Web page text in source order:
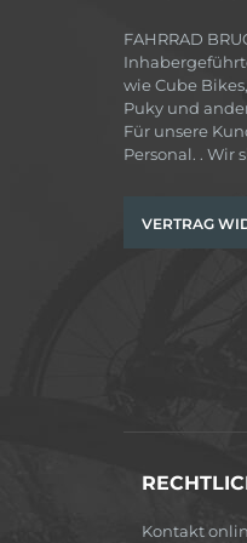
FAHRRAD
wie Cube
Puky und
Für unsere
Personal. . Wir
VERTRAG
Kontakt